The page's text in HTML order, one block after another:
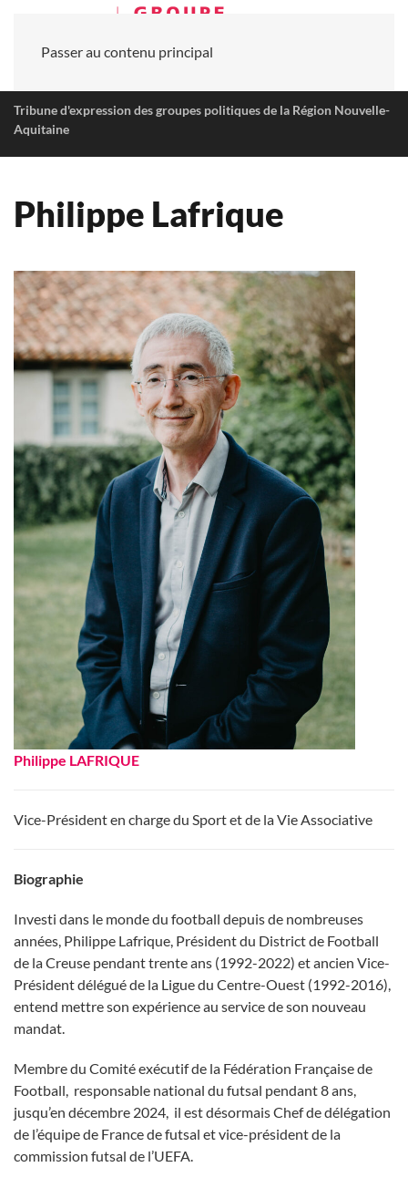
Passer au contenu principal
Tribune d'expression des groupes politiques de la Région Nouvelle-
Aquitaine
Philippe Lafrique
Philippe LAFRIQUE
Vice-Président en charge du Sport et de la Vie Associative
Biographie
Investi dans le monde du football depuis de nombreuses
années, Philippe Lafrique, Président du District de Football
de la Creuse pendant trente ans (1992-2022) et ancien Vice-
Président délégué de la Ligue du Centre-Ouest (1992-2016),
entend mettre son expérience au service de son nouveau
mandat.
Membre du Comité exécutif de la Fédération Française de
Football, responsable national du futsal pendant 8 ans,
jusqu’en décembre 2024, il est désormaisChef de délégation
de l’équipe de France de futsal et vice-président de la
commission futsal de l’UEFA.